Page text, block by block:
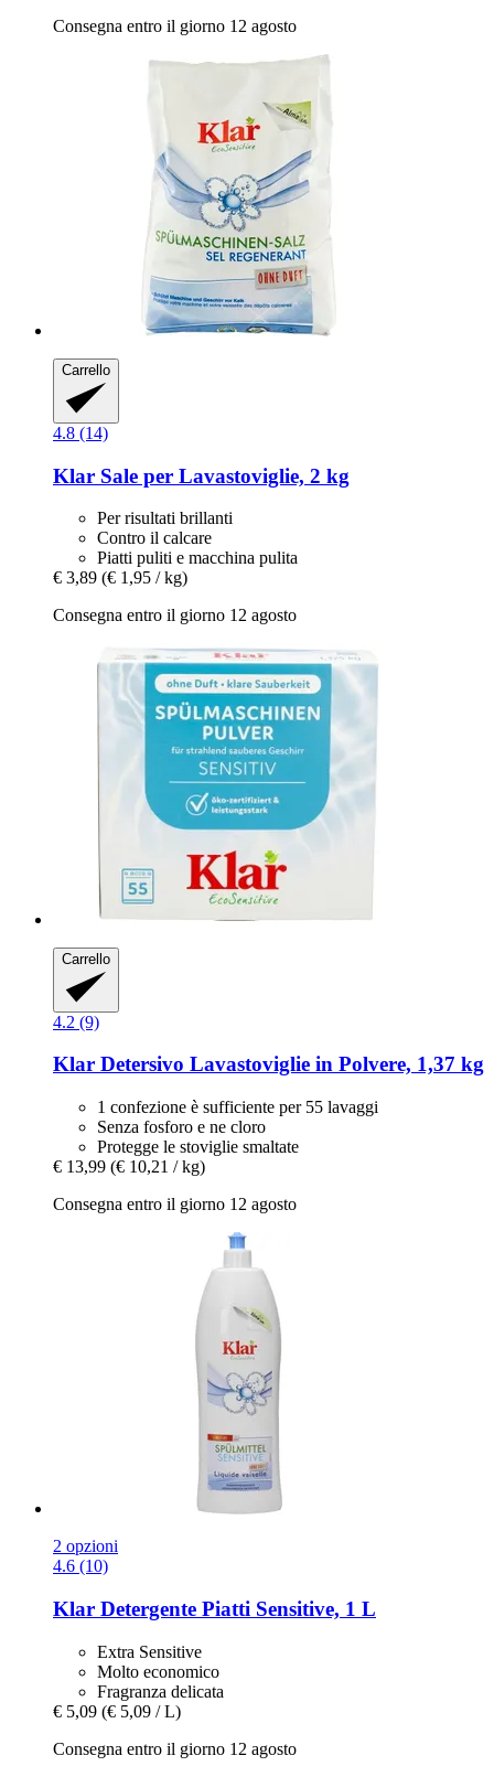
Consegna entro il giorno 12 agosto
Carrello
4.8 (14)
Klar Sale per Lavastoviglie, 2 kg
Per risultati brillanti
Contro il calcare
Piatti puliti e macchina pulita
€ 3,89 (€ 1,95 / kg)
Consegna entro il giorno 12 agosto
Carrello
4.2 (9)
Klar Detersivo Lavastoviglie in Polvere, 1,37 kg
1 confezione è sufficiente per 55 lavaggi
Senza fosforo e ne cloro
Protegge le stoviglie smaltate
€ 13,99 (€ 10,21 / kg)
Consegna entro il giorno 12 agosto
2 opzioni
4.6 (10)
Klar Detergente Piatti Sensitive, 1 L
Extra Sensitive
Molto economico
Fragranza delicata
€ 5,09 (€ 5,09 / L)
Consegna entro il giorno 12 agosto